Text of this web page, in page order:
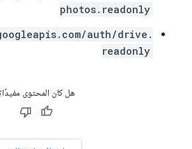
photos.readonly
auth/drive.
readonly
هل كان المحتوى